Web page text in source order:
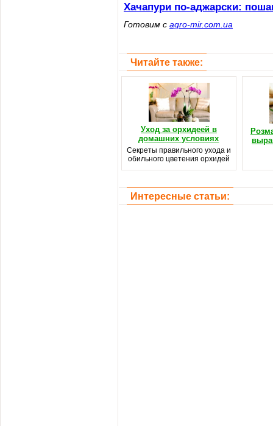
Хачапури по-аджарски:
Готовим с agro-mir.com.ua
Читайте также:
Уход за орхидеей в
домашних условиях
Секреты правильного ухода и
обильного цветения орхидей
Интересные статьи: